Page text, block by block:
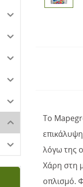
Το
λόγω της
Χάρη στη
οπλισμό.